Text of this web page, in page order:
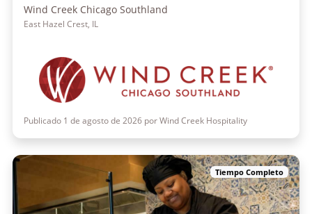
Wind Creek Chicago Southland
East Hazel Crest, IL
Publicado 1 de agosto de 2026 por Wind Creek Hospitality
Tiempo Completo